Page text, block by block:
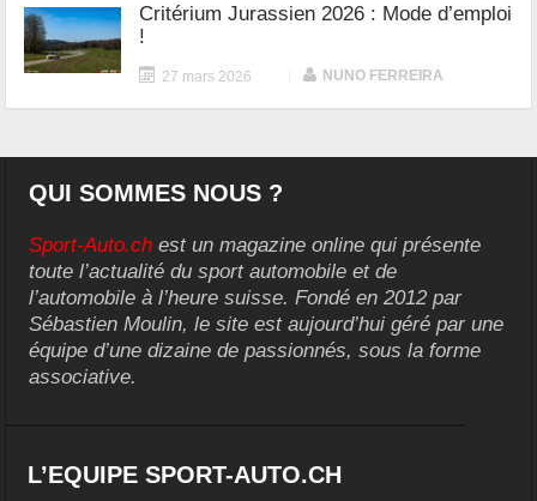
Critérium Jurassien 2026 : Mode d’emploi
!
27 mars 2026 NUNO FERREIRA
QUI SOMMES NOUS ?
Sport-Auto.ch est un magazine online qui présente
toute l’actualité du sport automobile et de
l’automobile à l’heure suisse. Fondé en 2012 par
Sébastien Moulin, le site est aujourd’hui géré par une
équipe d’une dizaine de passionnés, sous la forme
associative.
L’EQUIPE SPORT-AUTO.CH